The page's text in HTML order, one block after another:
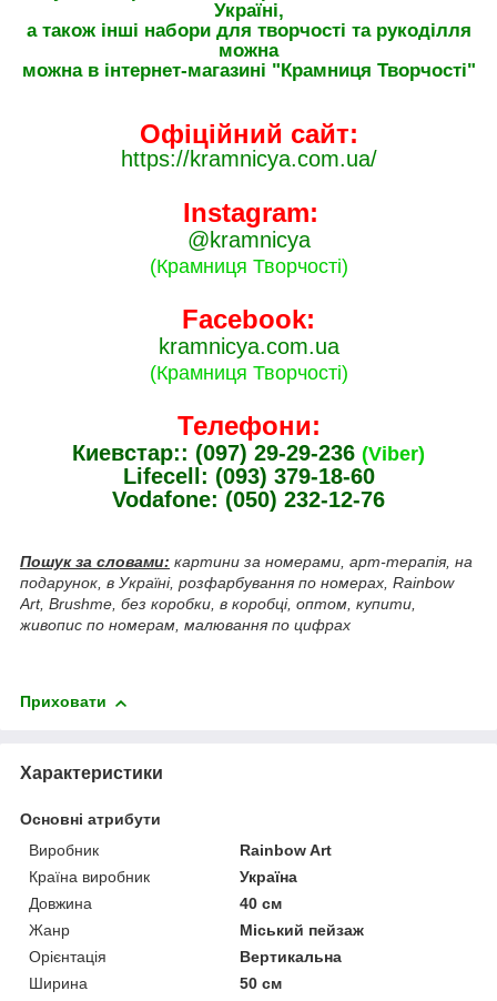
Україні,
а також інші набори для творчості та рукоділля
можна
можна в інтернет-магазині "Крамниця Творчості"
Офіційний сайт:
https://kramnicya.com.ua/
Instagram:
@kramnicya
(Крамниця Творчості)
Facebook:
kramnicya.com.ua
(Крамниця Творчості)
Телефони:
Киевстар:: (097) 29-29-236 (Viber)
Lifecell: (093) 379-18-60
Vodafone: (050) 232-12-76
Пошук за словами: картини за номерами, арт-терапія, на
подарунок, в Україні, розфарбування по номерах, Rainbow
Art, Brushme, без коробки, в коробці, оптом, купити,
живопис по номерам, малювання по цифрах
Приховати
Характеристики
Основні атрибути
Виробник
Rainbow Art
Країна виробник
Україна
Довжина
40 см
Жанр
Міський пейзаж
Орієнтація
Вертикальна
Ширина
50 см